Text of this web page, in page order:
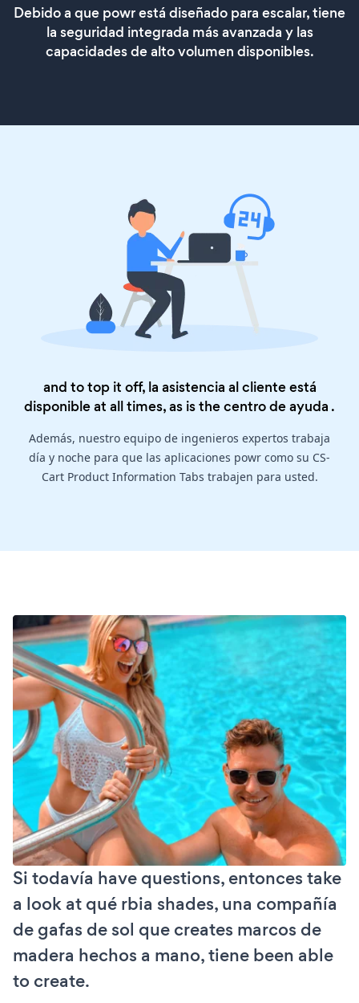
Debido a que powr está diseñado para escalar, tiene
la seguridad integrada más avanzada y las
capacidades de alto volumen disponibles.
and to top it off, la asistencia al cliente está
disponible at all times, as is thecentro de ayuda .
Además, nuestro equipo de ingenieros expertos trabaja
día y noche para que las aplicaciones powr como su CS-
Cart Product Information Tabs trabajen para usted.
Si todavía have questions, entonces take
a look at qué rbia shades, una compañía
de gafas de sol que creates marcos de
madera hechos a mano, tiene been able
to create.